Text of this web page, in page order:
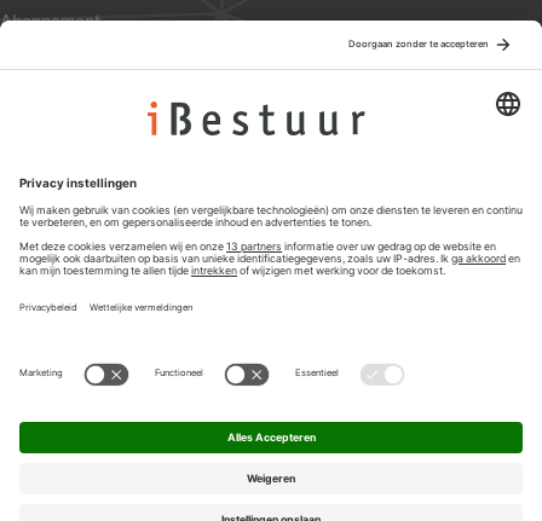
Abonnement
Privacyinstellingen